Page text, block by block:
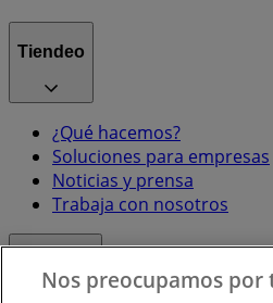
Tiendeo
¿Qué hacemos?
Soluciones para empresas
Noticias y prensa
Trabaja con nosotros
Nos preocupamos por